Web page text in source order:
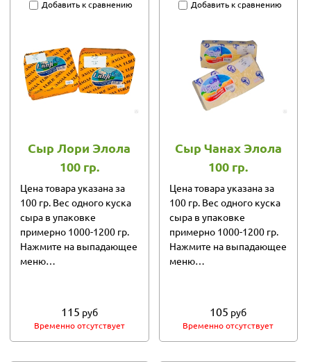
Добавить к сравнению
Сыр Лори Элола
100 гр.
Цена товара указана за
100 гр. Вес одного куска
сыра в упаковке
примерно 1000-1200 гр.
Нажмите на выпадающее
меню…
115 руб
Временно отсутствует
Добавить к сравнению
Сыр Чанах Элола
100 гр.
Цена товара указана за
100 гр. Вес одного куска
сыра в упаковке
примерно 1000-1200 гр.
Нажмите на выпадающее
меню…
105 руб
Временно отсутствует